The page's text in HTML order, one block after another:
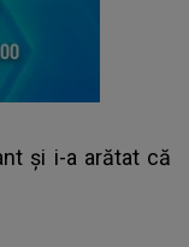
și i-a arătat că